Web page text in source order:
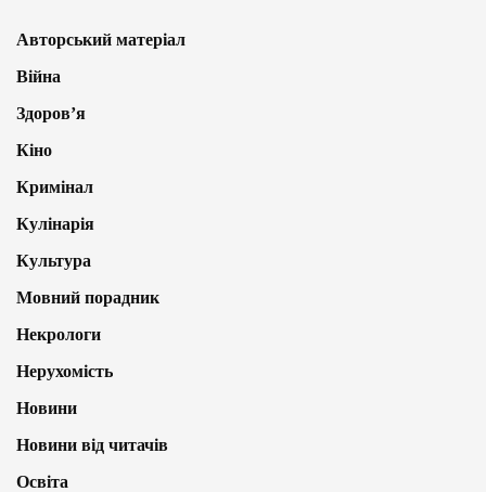
Авторський матеріал
Війна
Здоров’я
Кіно
Кримінал
Кулінарія
Культура
Мовний порадник
Некрологи
Нерухомість
Новини
Новини від читачів
Освіта